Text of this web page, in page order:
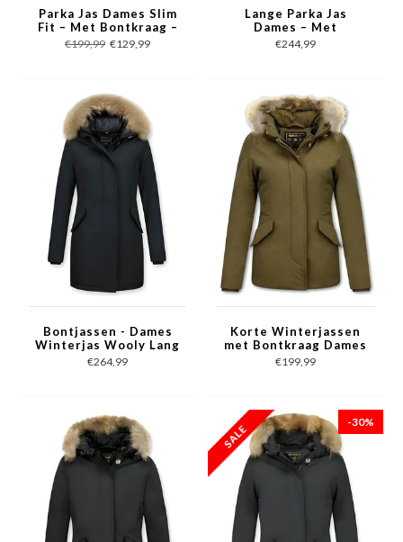
Parka Jas Dames Slim
Fit – Met Bontkraag –
Rood
€199,99 €129,99
Lange Parka Jas
Dames – Met
Bontkraag – Khaki
€244,99
Bontjassen - Dames
Winterjas Wooly Lang
- Large Bontkraag -
Zwart
€264,99
Korte Winterjassen
met Bontkraag Dames
- Vrouwen Jas
Donkergroen
€199,99
-30%